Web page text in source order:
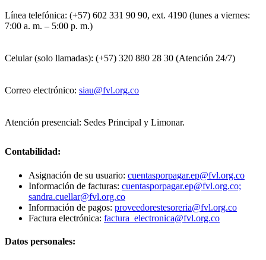
Línea telefónica: (+57) 602 331 90 90, ext. 4190 (lunes a viernes:
7:00 a. m. – 5:00 p. m.)
Celular (solo llamadas): (+57) 320 880 28 30 (Atención 24/7)
Correo electrónico: siau@fvl.org.co
Atención presencial: Sedes Principal y Limonar.
Contabilidad:
Asignación de su usuario: cuentasporpagar.ep@fvl.org.co
Información de facturas: cuentasporpagar.ep@fvl.org.co;
sandra.cuellar@fvl.org.co
Información de pagos: proveedorestesoreria@fvl.org.co
Factura electrónica: factura_electronica@fvl.org.co
Datos personales: